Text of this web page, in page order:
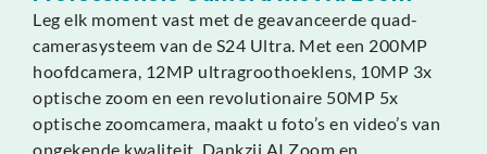
Leg elk moment vast met de geavanceerde quad-
camerasysteem van de S24 Ultra. Met een 200MP
hoofdcamera, 12MP ultragroothoeklens, 10MP 3x
optische zoom en een revolutionaire 50MP 5x
optische zoomcamera, maakt u foto’s en video’s van
ongekende kwaliteit. Dankzij AI Zoom en